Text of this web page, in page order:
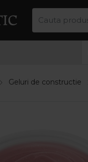
Geluri de constructie